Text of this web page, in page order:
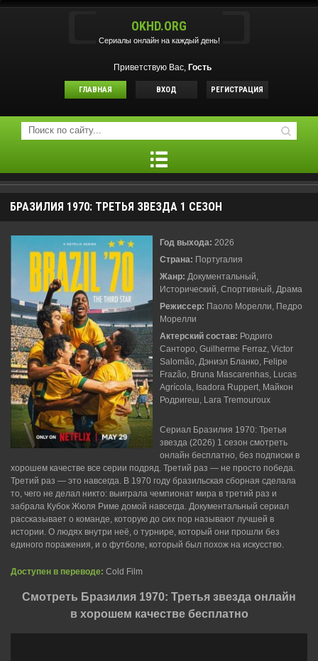
OKHD.ORG
Сериалы онлайн на каждый день!
Приветствую Вас, Гость
ГЛАВНАЯ ВХОД РЕГИСТРАЦИЯ
БРАЗИЛИЯ 1970: ТРЕТЬЯ ЗВЕЗДА 1 СЕЗОН
Год выхода: 2026
Страна: Португалия
Жанр: Документальный,
Исторический, Спортивный, Драма
Режиссер: Паоло Морелли, Педро
Морелли
Актерский состав: Родриго
Санторо, Guilherme Ferraz, Victor
Salomão, Дэниэл Бланко, Felipe
Frazão, Bruna Mascarenhas, Lucas
Agrícola, Isadora Ruppert, Майкон
Родригеш, Lara Tremouroux
Сериал Бразилия 1970: Третья
звезда (2026) 1 сезон смотреть
онлайн бесплатно, без подписки в
хорошем качестве все серии подряд. Третий раз — не просто победа.
Третий раз — это навсегда. В 1970 году бразильская сборная сделала
то, чего не делал никто: выиграла чемпионат мира в третий раз и
забрала Кубок Жюля Риме домой навсегда. Документальный сериал
рассказывает о команде, которую до сих пор называют лучшей в
истории. О людях внутри неё, о турнире, который они прошли без
единого поражения, и о футболе, который был похож на искусство.
Доступен в переводе: Cold Film
Смотреть Бразилия 1970: Третья звезда онлайн
в хорошем качестве бесплатно